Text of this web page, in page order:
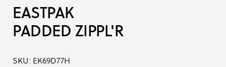
EASTPAK
PADDED ZIPPL'R
SKU: EK69D77H